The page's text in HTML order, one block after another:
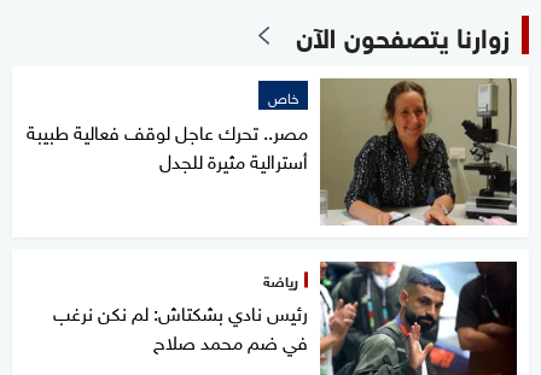
زوارنا يتصفحون الآن
خاص
مصر.. تحرك عاجل لوقف فعالية طبيبة
أسترالية مثيرة للجدل
رياضة
رئيس نادي بشكتاش: لم نكن نرغب
في ضم محمد صلاح